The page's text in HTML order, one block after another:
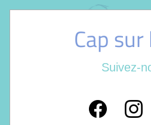
Cap sur
Suivez-